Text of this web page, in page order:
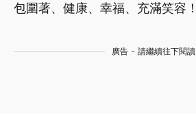
包圍著、健康、幸福、充滿笑容！
廣告 - 請繼續往下閱讀